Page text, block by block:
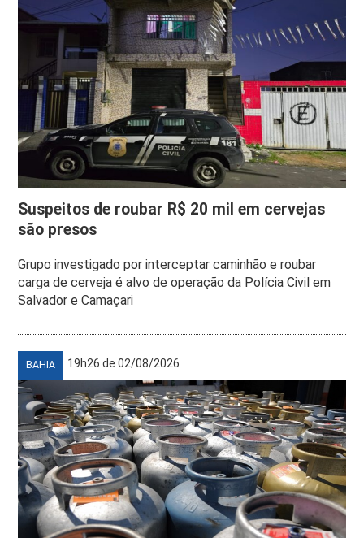
Suspeitos de roubar R$ 20 mil em cervejas
são presos
Grupo investigado por interceptar caminhão e roubar
carga de cerveja é alvo de operação da Polícia Civil em
Salvador e Camaçari
BAHIA 19h26 de 02/08/2026